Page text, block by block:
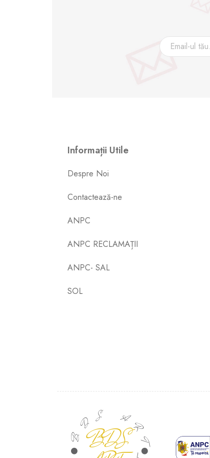
Informații Utile
Despre Noi
Contactează-ne
ANPC
ANPC RECLAMAȚII
ANPC- SAL
SOL